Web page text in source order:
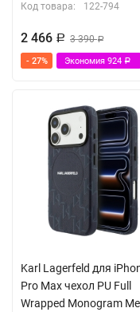
Код товара: 122-794
2 466 Р 3 390Р
- 27% Экономия 924 Р
Karl Lagerfeld для
Pro Max чехол PU Full
Wrapped Monogram